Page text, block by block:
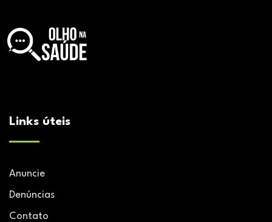
Links úteis
Anuncie
Denúncias
Contato